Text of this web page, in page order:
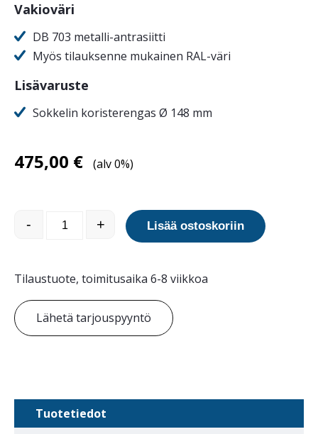
Vakioväri
DB 703 metalli-antrasiitti
Myös tilauksenne mukainen RAL-väri
Lisävaruste
Sokkelin koristerengas Ø 148 mm
475,00 € (alv 0%)
Favorit 100 alumiinipollari määrä
- + Lisää ostoskoriin
Tilaustuote, toimitusaika 6-8 viikkoa
Lähetä tarjouspyyntö
Tuotetiedot